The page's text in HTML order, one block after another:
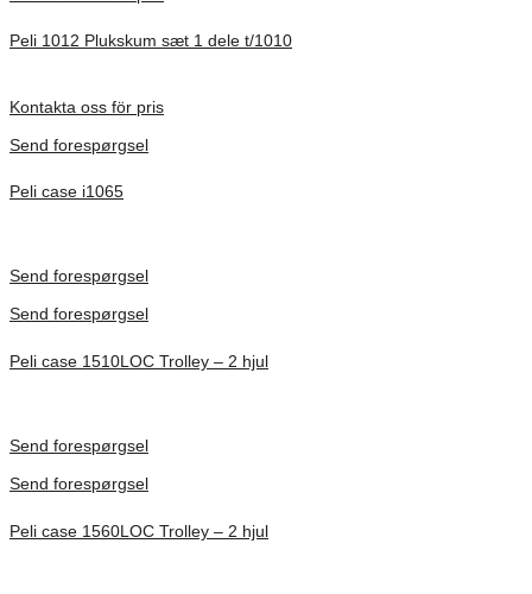
Peli 1012 Plukskum sæt 1 dele t/1010
Kontakta oss för pris
Send forespørgsel
Peli case i1065
Send forespørgsel
Send forespørgsel
Peli case 1510LOC Trolley – 2 hjul
Send forespørgsel
Send forespørgsel
Peli case 1560LOC Trolley – 2 hjul